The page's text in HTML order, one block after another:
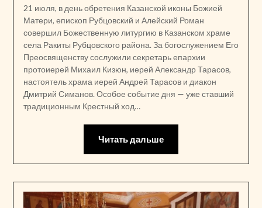
21 июля, в день обретения Казанской иконы Божией
Матери, епископ Рубцовский и Алейский Роман
совершил Божественную литургию в Казанском храме
села Ракиты Рубцовского района. За богослужением Его
Преосвященству сослужили секретарь епархии
протоиерей Михаил Кизюн, иерей Александр Тарасов,
настоятель храма иерей Андрей Тарасов и диакон
Дмитрий Симанов. Особое событие дня — уже ставший
традиционным Крестный ход…
Читать дальше